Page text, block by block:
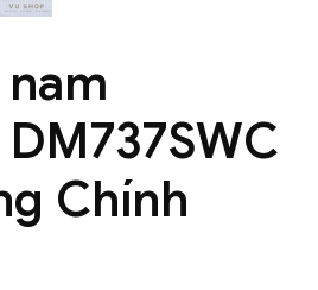
DM737SWC
Chính